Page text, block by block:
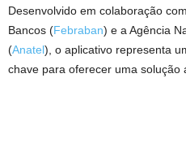
Desenvolvido em colaboração
Bancos (Febraban) e a Agência
(Anatel), o aplicativo representa
chave para oferecer uma solução